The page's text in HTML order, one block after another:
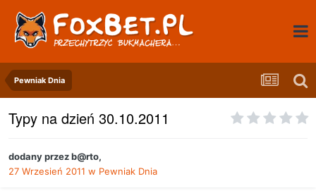
Pewniak Dnia
Typy na dzień 30.10.2011
dodany przezb@rto,
27 Wrzesień 2011 w Pewniak Dnia